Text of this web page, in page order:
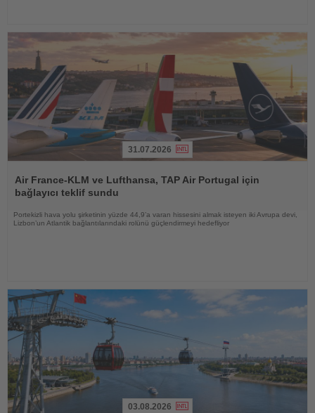
Oku
31.07.2026
Air France-KLM ve Lufthansa, TAP Air Portugal için
bağlayıcı teklif sundu
Portekizli hava yolu şirketinin yüzde 44,9’a varan hissesini almak isteyen iki Avrupa devi,
Lizbon’un Atlantik bağlantılarındaki rolünü güçlendirmeyi hedefliyor
03.08.2026